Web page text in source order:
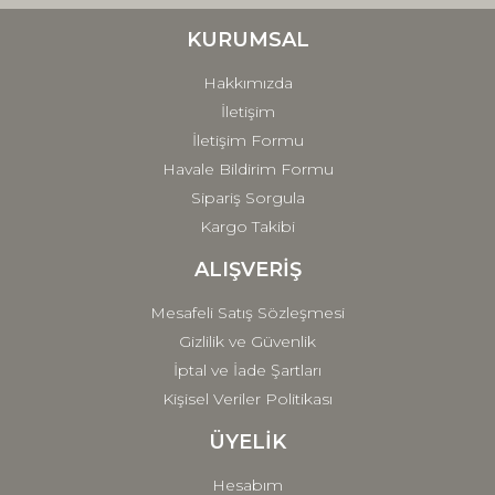
Ürün fiyatı diğer sitelerden daha pahalı.
Gönder
KURUMSAL
Hakkımızda
İletişim
İletişim Formu
Havale Bildirim Formu
Sipariş Sorgula
Kargo Takibi
ALIŞVERİŞ
Mesafeli Satış Sözleşmesi
Gizlilik ve Güvenlik
İptal ve İade Şartları
Kişisel Veriler Politikası
ÜYELİK
Hesabım